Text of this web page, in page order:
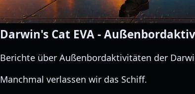
Darwin's Cat EVA -
Berichte über Außenbordaktivitäten der
Manchmal verlassen wir das Schiff.